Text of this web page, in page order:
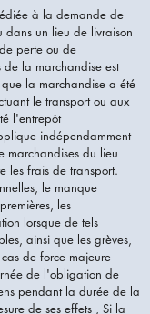
à la demande de
dans un lieu de livraison
perte ou de
la marchandise est
la marchandise a été
le transport ou aux
l'entrepôt
indépendamment
du lieu
les frais de transport.
le manque
les
lorsque de tels
ainsi que les grèves,
de force majeure
de l'obligation de
pendant la durée de la
de ses effets , Si la